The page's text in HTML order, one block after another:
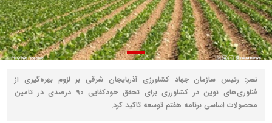
نصر: رئیس سازمان جهاد کشاورزی آذربایجان شرقی بر لزوم بهره‌گیری از
فناوری‌های نوین در کشاورزی برای تحقق خودکفایی ۹۰ درصدی در تامین
محصولات اساسی برنامه هفتم توسعه تاکید کرد.